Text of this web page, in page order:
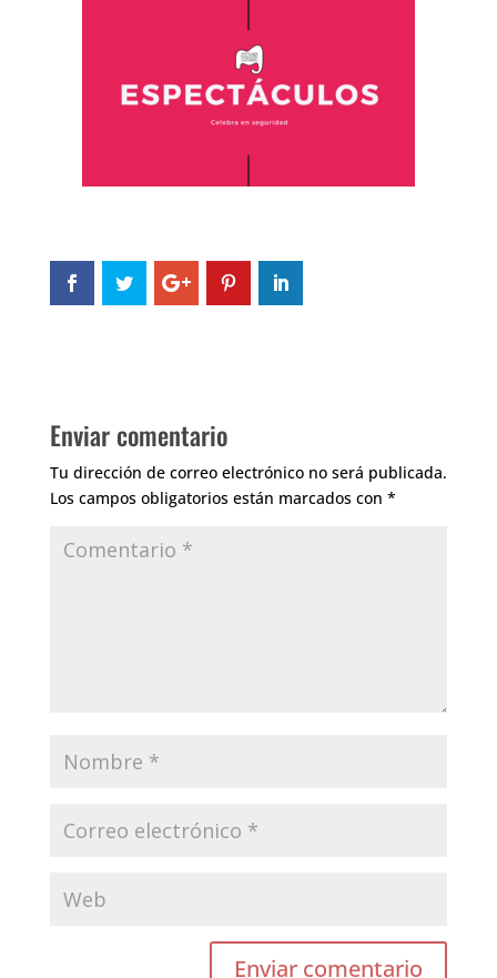
Enviar comentario
Tu dirección de correo electrónico no será publicada.
Los campos obligatorios están marcados con *